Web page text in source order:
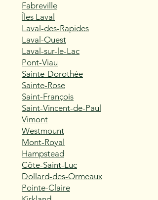
Fabreville
Îles Laval
Laval-des-Rapides
Laval-Ouest
Laval-sur-le-Lac
Pont-Viau
Sainte-Dorothée
Sainte-Rose
Saint-François
Saint-Vincent-de-Paul
Vimont
Westmount
Mont-Royal
Hampstead
Côte-Saint-Luc
Dollard-des-Ormeaux
Pointe-Claire